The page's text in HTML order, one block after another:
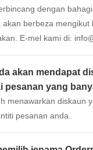
dengan
berbeza mengikut
E-mel kami di:
akan mendapat
pesanan yang
menawarkan diskaun
pesanan anda.